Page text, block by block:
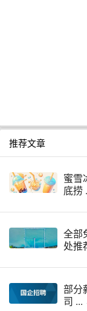
推荐文章
蜜雪
底捞
全部
处推
部分
司 ...